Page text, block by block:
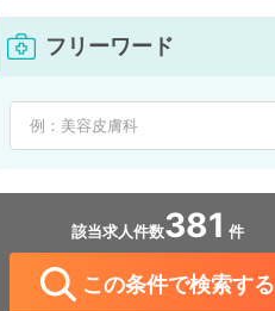
フリーワード
該当求人件数381 件
この条件で検索する